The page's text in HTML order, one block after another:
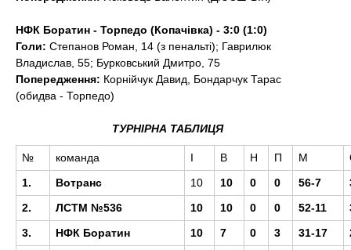
НФК Боратин - Торпедо (Копачівка) - 3:0 (1:0)
Голи: Степанов Роман, 14 (з пенальті); Гаврилюк
Владислав, 55; Бурковський Дмитро, 75
Попередження: Корнійчук Давид, Бондарчук Тарас
(обидва - Торпедо)
ТУРНІРНА ТАБЛИЦЯ
№ команда І В Н П М
1.
Вотранс 10 10 0 0 56-7
2.
ЛСТМ №536 10 10 0 0 52-11
3.
НФК Боратин 10 7 0 3 31-17